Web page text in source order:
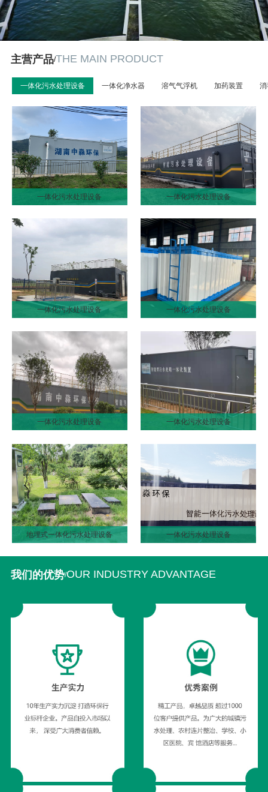
主营产品/THE MAIN PRODUCT
一体化污水处理设备 一体化净水器 溶气气浮机 加药装置 消
一体化污水处理设备 一体化污水处理设备
一体化污水处理设备 一体化污水处理设备
一体化污水处理设备 一体化污水处理设备
地埋式一体化污水处理设备 一体化污水处理设备
我们的优势/OUR INDUSTRY ADVANTAGE